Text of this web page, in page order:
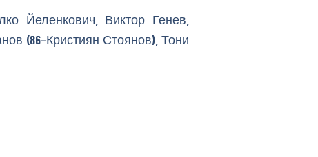
Йеленкович, Виктор Генев,
(86-Кристиян Стоянов), Тони